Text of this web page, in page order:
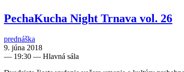
PechaKucha Night Trnava vol. 26
prednáška
9. júna 2018
— 19:30 — Hlavná sála